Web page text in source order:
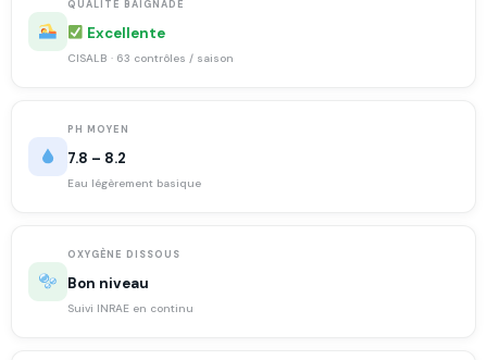
QUALITÉ BAIGNADE
Excellente
CISALB · 63 contrôles / saison
PH MOYEN
7.8 – 8.2
Eau légèrement basique
OXYGÈNE DISSOUS
Bon niveau
Suivi INRAE en continu